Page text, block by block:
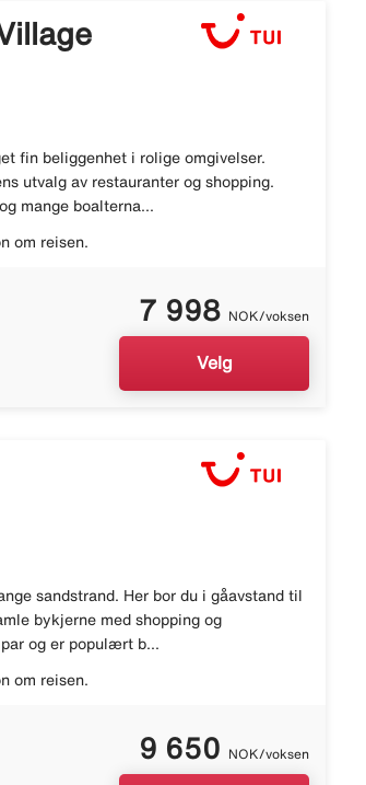
fin beliggenhet i rolige omgivelser.
utvalg av restauranter og shopping.
mange boalterna...
om reisen.
7 998 NOK/voksen
Velg
sandstrand. Her bor du i gåavstand til
bykjerne med shopping og
og er populært b...
om reisen.
9 650 NOK/voksen